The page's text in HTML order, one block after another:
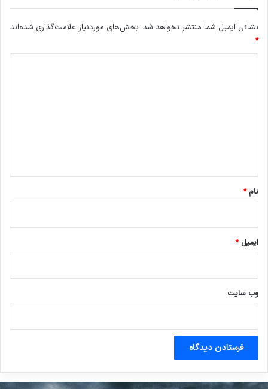
نشانی ایمیل شما منتشر نخواهد شد. بخش‌های موردنیاز علامت‌گذاری شده‌اند
*
نام*
ایمیل*
وب‌ سایت